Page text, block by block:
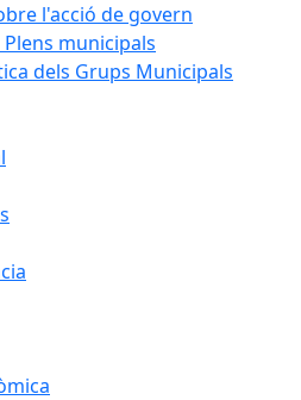
l'acció de govern
municipals
dels Grups Municipals